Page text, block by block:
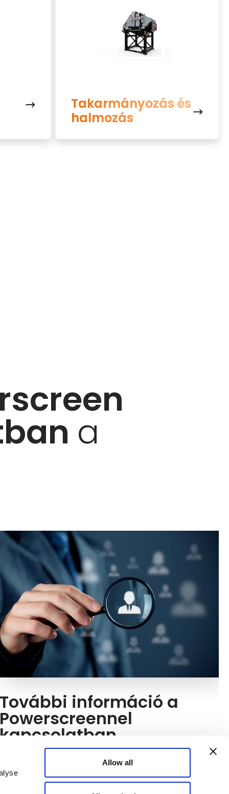
Allow all
Takarmányozás és
halmozás
a
információ a
mindig kérdése van a Powerscreen gyártóval
a Kuhn termékkínálatával kapcsolatban?
segítünk.